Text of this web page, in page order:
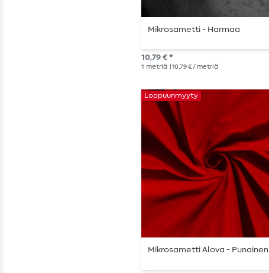
Mikrosametti - Harmaa
10,79 € *
1 metriä | 10,79 € / metriä
Loppuunmyyty
Mikrosametti Alova - Punainen